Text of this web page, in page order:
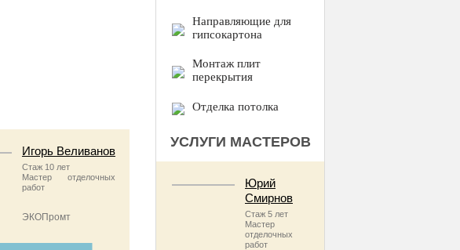
Игорь Веливанов
Стаж 10 лет
Мастер отделочных
работ
ЭКОПромт
Направляющие для
гипсокартона
Монтаж плит
перекрытия
Отделка потолка
УСЛУГИ МАСТЕРОВ
Юрий
Смирнов
Стаж 5 лет
Мастер
отделочных
работ